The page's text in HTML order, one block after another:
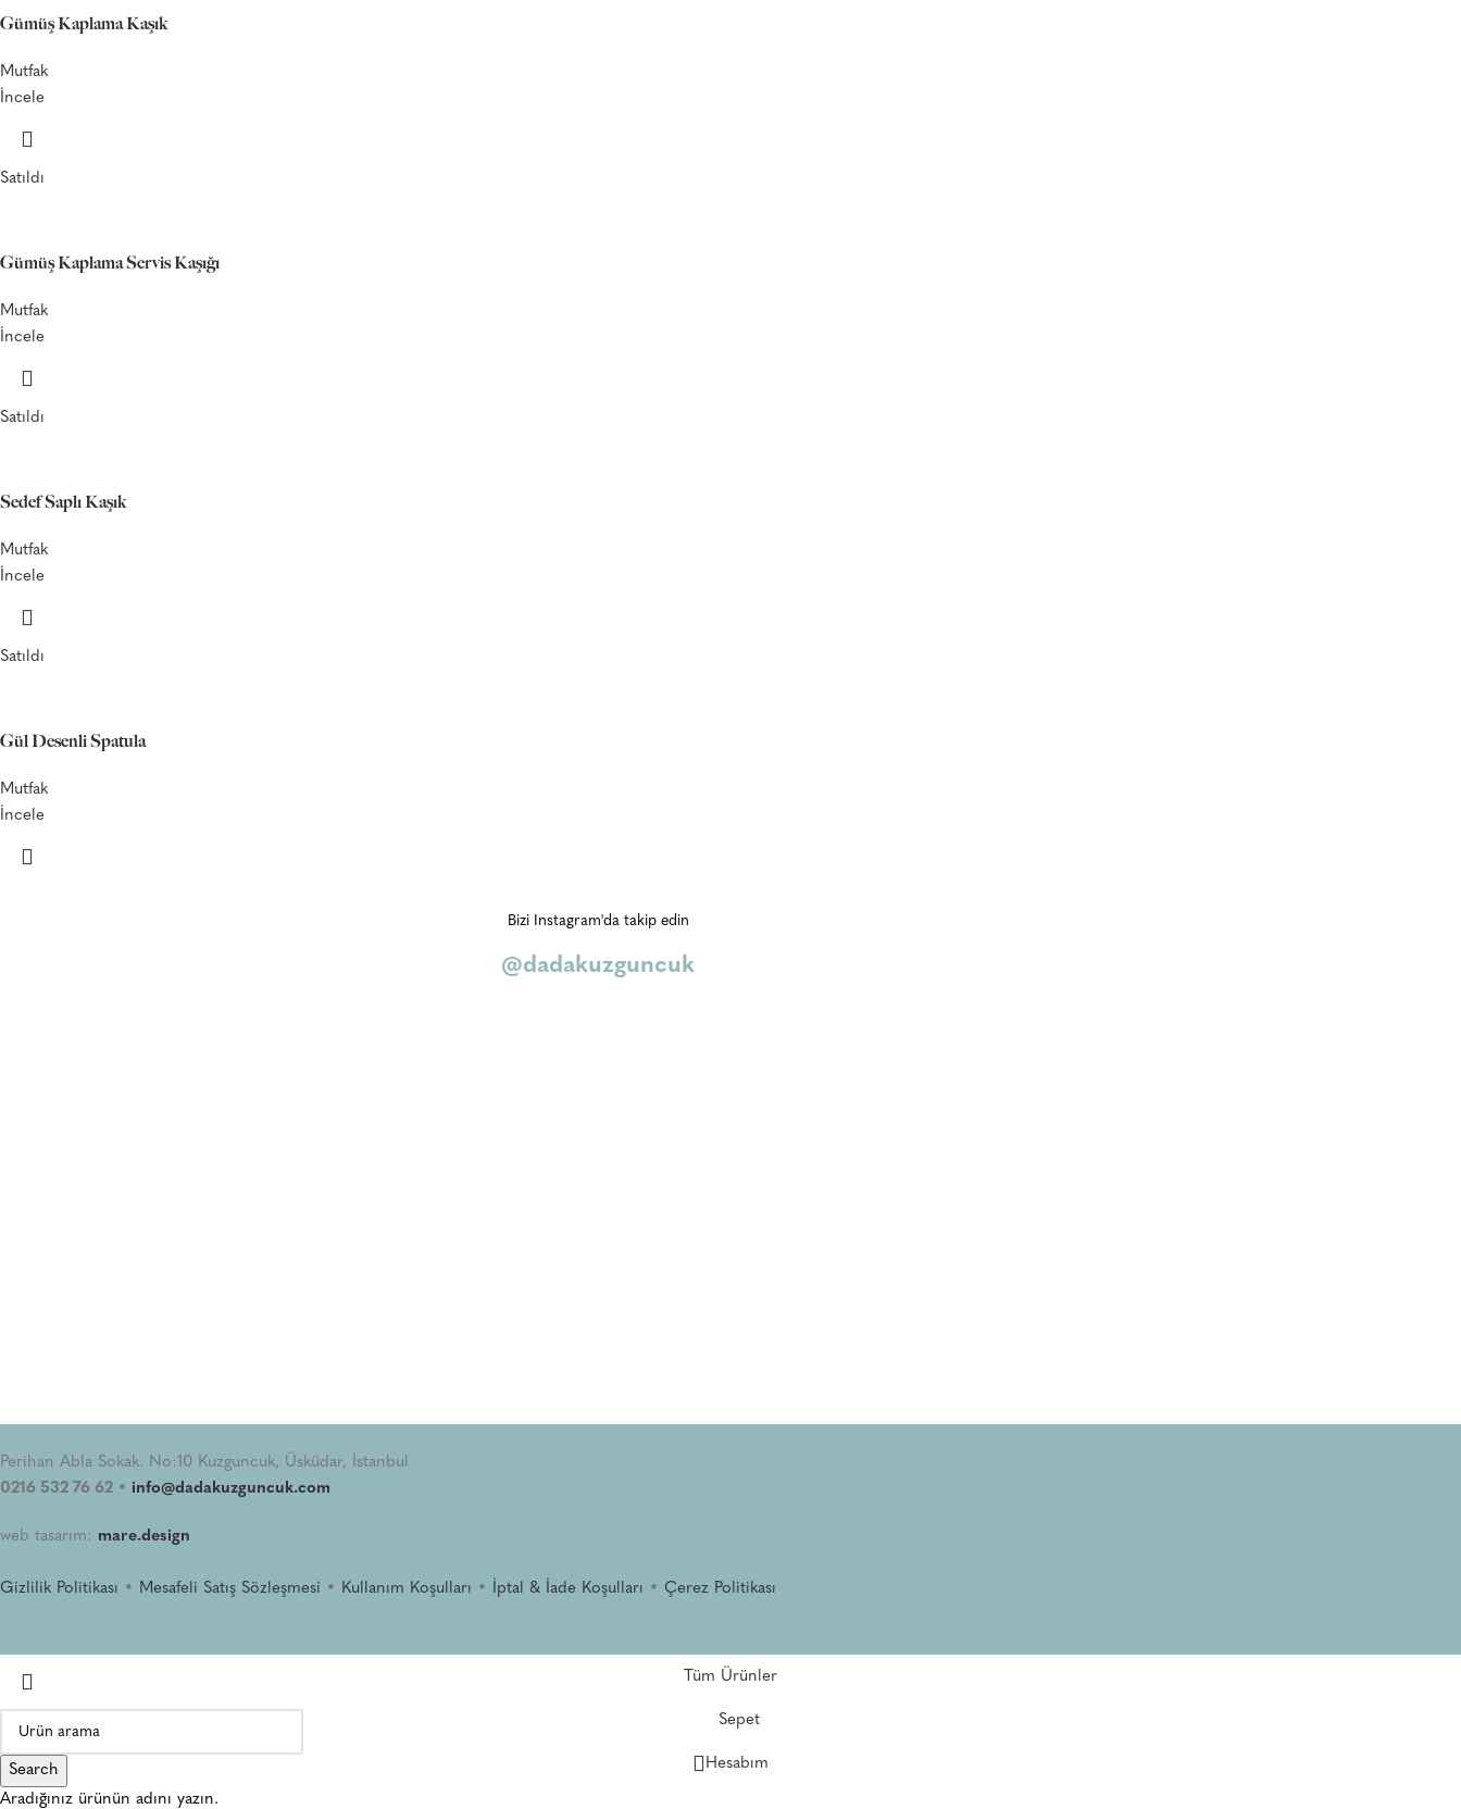
Gümüş Kaplama Kaşık
Mutfak
İncele
Satıldı
Gümüş Kaplama Servis Kaşığı
Mutfak
İncele
Satıldı
Sedef Saplı Kaşık
Mutfak
İncele
Satıldı
Gül Desenli Spatula
Mutfak
İncele
Bizi Instagram'da takip edin
@dadakuzguncuk
Perihan Abla Sokak. No:10 Kuzguncuk, Üsküdar, İstanbul
0216 532 76 62 • info@dadakuzguncuk.com
web tasarım: mare.design
Gizlilik Politikası • Mesafeli Satış Sözleşmesi • Kullanım Koşulları • İptal & İade Koşulları • Çerez Politikası
Search
Aradığınız ürünün adını yazın.
Tüm Ürünler
Sepet
Hesabım